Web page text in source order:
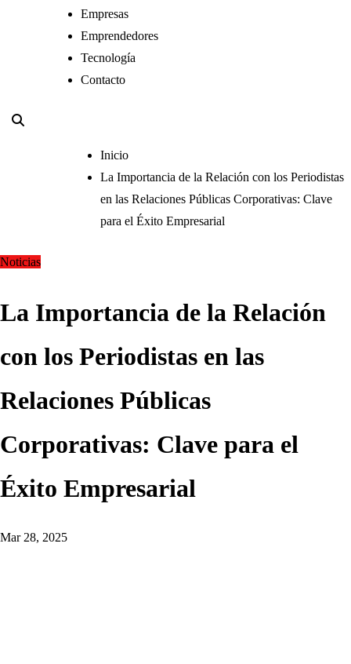
Empresas
Emprendedores
Tecnología
Contacto
Inicio
La Importancia de la Relación con los Periodistas
en las Relaciones Públicas Corporativas: Clave
para el Éxito Empresarial
Noticias
La Importancia de la Relación
con los Periodistas en las
Relaciones Públicas
Corporativas: Clave para el
Éxito Empresarial
Mar 28, 2025